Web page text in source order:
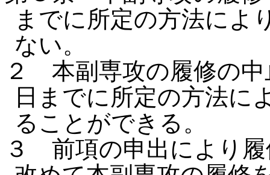
までに所定の方法によ
ない。
２ 本副専攻の履修の中
日までに所定の方法に
ることができる。
３ 前項の申出により